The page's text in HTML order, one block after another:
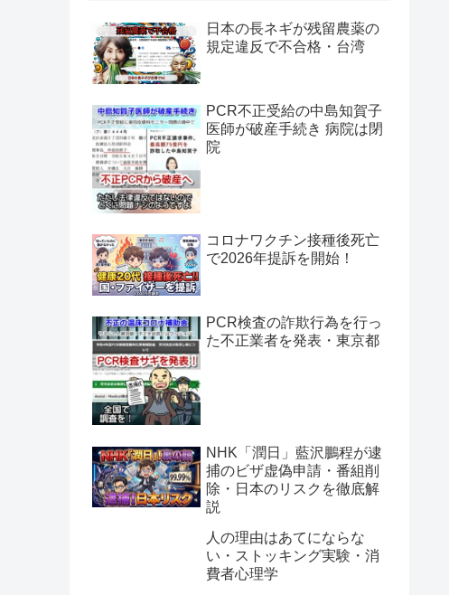
日本の長ネギが残留農薬の
規定違反で不合格・台湾
PCR不正受給の中島知賀子
医師が破産手続き 病院は閉
院
コロナワクチン接種後死亡
で2026年提訴を開始！
PCR検査の詐欺行為を行っ
た不正業者を発表・東京都
NHK「潤日」藍沢鵬程が逮
捕のビザ虚偽申請・番組削
除・日本のリスクを徹底解
説
人の理由はあてにならな
い・ストッキング実験・消
費者心理学